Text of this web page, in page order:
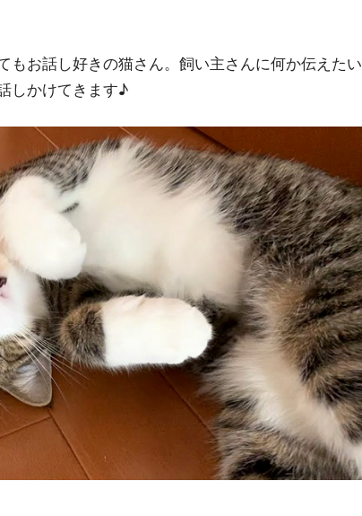
もお話し好きの猫さん。飼い主さんに何か伝えたい
しかけてきます♪